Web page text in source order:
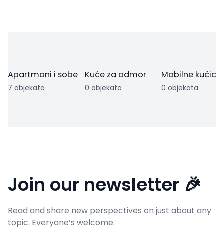
Apartmani i sobe
7 objekata
Kuće za odmor
0 objekata
Mobilne kućice
0 objekata
Join our newsletter 🎉
Read and share new perspectives on just about any
topic. Everyone’s welcome.